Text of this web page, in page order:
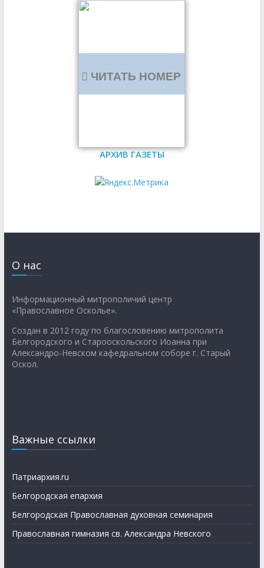
ЧИТАТЬ НОМЕР
АРХИВ ГАЗЕТЫ
О нас
Информационный митрополичий центр
«Православное Осколье».
Создан в 2012 году по благословению митрополита
Белгородского и Старооскольского Иоанна при
Александро-Невском кафедральном соборе г. Старый
Оскол.
Важные ссылки
Патриархия.ru
Белгородская епархия
Белгородская Православная духовная семинария
Православная гимназия св. Александра Невского